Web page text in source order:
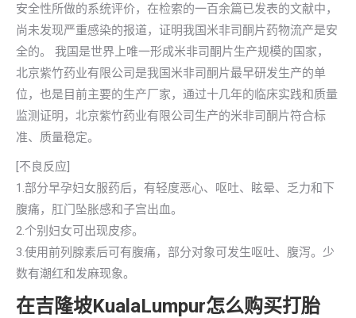
安全性所做的系统评价，在检索的一百余篇已发表的文献中，
尚未发现严重感染的报道，证明我国米非司酮片药物流产是安
全的。 我国是世界上唯一形成米非司酮片生产规模的国家，
北京紫竹药业有限公司是我国米非司酮片最早研发生产的单
位，也是目前主要的生产厂家，通过十几年的临床实践和质量
监测证明，北京紫竹药业有限公司生产的米非司酮片符合标
准、质量稳定。
[不良反应]
1.部分早孕妇女服药后，有轻度恶心、呕吐、眩晕、乏力和下
腹痛，肛门坠胀感和子宫出血。
2.个别妇女可出现皮疹。
3.使用前列腺素后可有腹痛，部分对象可发生呕吐、腹泻。少
数有潮红和发麻现象。
在吉隆坡KualaLumpur怎么购买打胎